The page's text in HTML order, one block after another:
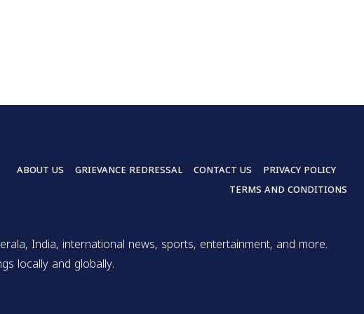
ABOUT US GRIEVANCE REDRESSAL CONTACT US
PRIVACY POLICY
TERMS AND CONDITIONS
India, international news, sports, entertainment, and more.
locally and globally.